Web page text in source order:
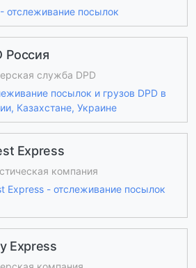
отслеживание посылок
Россия
служба DPD
посылок и грузов DPD в
Казахстане, Украине
Express
компания
Express - отслеживание посылок
Express